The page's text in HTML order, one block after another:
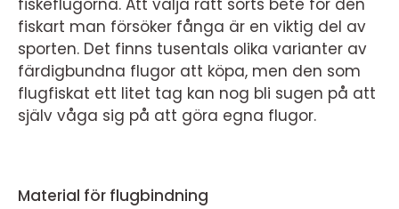
fiskeflugorna. Att välja rätt sorts bete för den
fiskart man försöker fånga är en viktig del av
sporten. Det finns tusentals olika varianter av
färdigbundna flugor att köpa, men den som
flugfiskat ett litet tag kan nog bli sugen på att
själv våga sig på att göra egna flugor.
Material för flugbindning